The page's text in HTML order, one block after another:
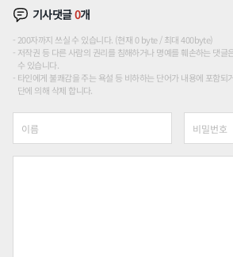
기사댓글0개
200자까지 쓰실 수 있습니다. (현재 0 byte / 최대 400byte)
저작권 등 다른 사람의 권리를 침해하거나 명예를 훼손하는 댓글
수 있습니다.
타인에게 불쾌감을 주는 욕설 등 비하하는 단어가 내용에 포함되
단에 의해 삭제 합니다.